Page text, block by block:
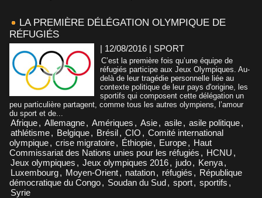
LA PREMIÈRE DÉLÉGATION OLYMPIQUE DE
RÉFUGIÉS
| 12/08/2016 | SPORT
C’est la première fois qu’une équipe de
réfugiés participe aux Jeux Olympiques. Au-
delà de leur tragédie personnelle liée au
contexte politique de leur pays d'origine, les
sportifs qui composent cette délégation un
peu particulière partagent, comme tous les autres olympiens, l’amour
du sport et de...
Afrique, Allemagne, Amériques , Asie, asile, asile politique,
athlétisme, Belgique, Brésil, CIO , Comité international
olympique, crise migratoire, Éthiopie, Europe, Haut
Commissariat des Nations unies pour les réfugiés , HCNU ,
Jeux olympiques , Jeux olympiques 2016, judo, Kenya,
Luxembourg, Moyen-Orient, natation, réfugiés , République
démocratique du Congo, Soudan du Sud, sport, sportifs ,
Syrie